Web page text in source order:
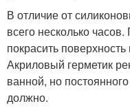
В отличие от
всего несколько
покрасить
Акриловый герметик
ванной, но
должно.